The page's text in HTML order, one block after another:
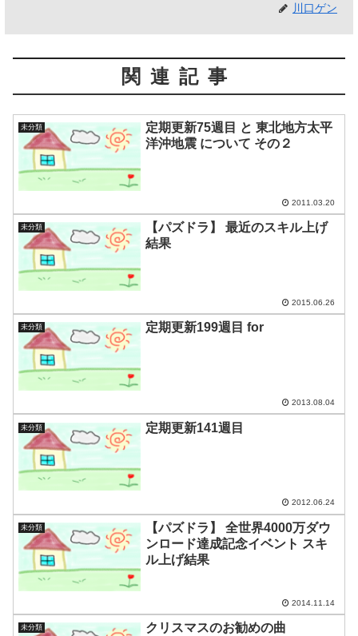
川口ゲン
関連記事
未分類
定期更新75週目 と 東北地方太平
洋沖地震 について その２
2011.03.20
未分類
【パズドラ】 最近のスキル上げ
結果
2015.06.26
未分類 定期更新199週目 for
2013.08.04
未分類 定期更新141週目
2012.06.24
未分類
【パズドラ】 全世界4000万ダウ
ンロード達成記念イベント スキ
ル上げ結果
2014.11.14
未分類 クリスマスのお勧めの曲